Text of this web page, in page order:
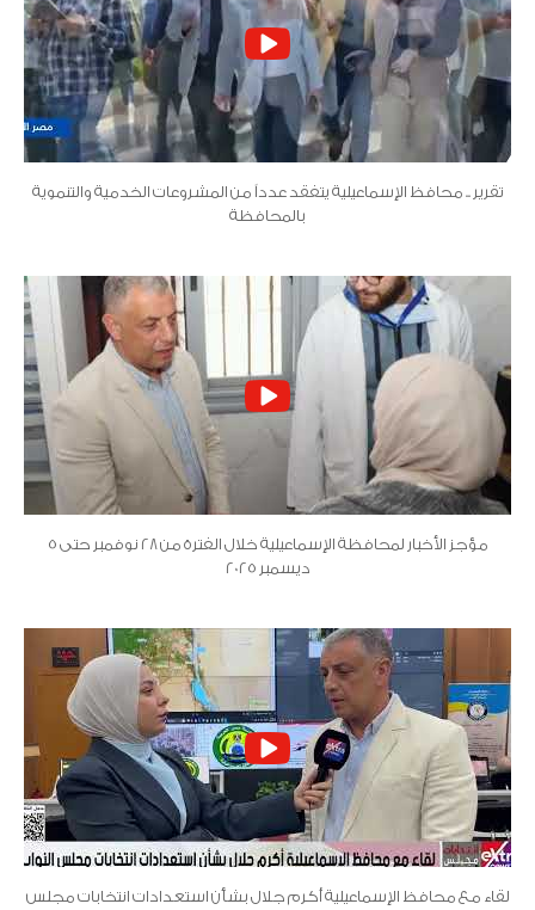
تقرير .. محافظ الإسماعيلية يتفقد عدداً من المشروعات الخدمية والتنموية
بالمحافظة
مؤجز الأخبار لمحافظة الإسماعيلية خلال الفترة من 28 نوفمبر حتى 5
ديسمبر 2025
لقاء مع محافظ الإسماعيلية أكرم جلال بشأن استعدادات انتخابات مجلس